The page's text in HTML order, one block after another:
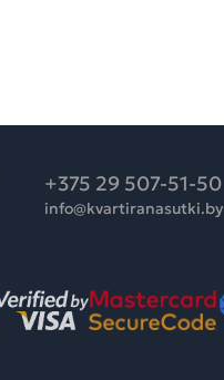
+375 29 507-51-50
info@kvartiranasutki.by